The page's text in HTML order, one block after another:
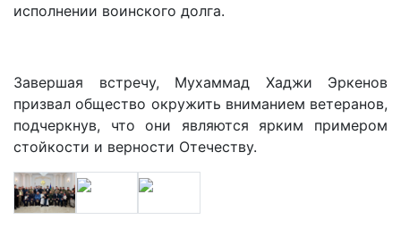
исполнении воинского долга.
Завершая встречу, Мухаммад Хаджи Эркенов
призвал общество окружить вниманием ветеранов,
подчеркнув, что они являются ярким примером
стойкости и верности Отечеству.